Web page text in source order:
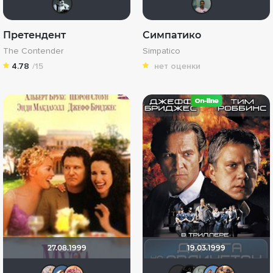
Претендент
The Contender
4.78 /15
Симпатико
Simpatico
нет оценки
27.08.1999 19.03.1999
Maleva55